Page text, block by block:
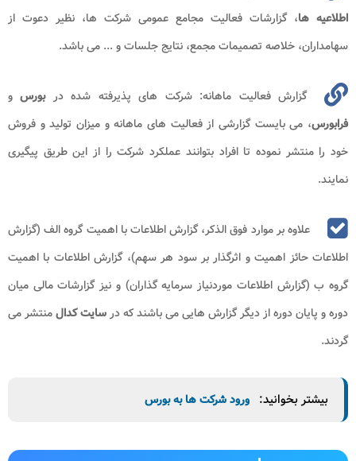
اطلاعیه ها، گزارشات فعالیت مجامع عمومی شرکت ها، نظیر دعوت از
سهامداران، خلاصه تصمیمات مجمع، نتایج جلسات و ... می باشد.
گزارش فعالیت ماهانه: شرکت های پذیرفته شده دربورس و
فرابورس، می بایست گزارشی از فعالیت های ماهانه و میزان تولید و فروش
خود را منتشر نموده تا افراد بتوانند عملکرد شرکت را از این طریق پیگیری
نمایند.
علاوه بر موارد فوق الذکر، گزارش اطلاعات با اهمیت گروه الف (گزارش
اطلاعات حائز اهمیت و اثرگذار بر سود هر سهم)، گزارش اطلاعات با اهمیت
گروه ب (گزارش اطلاعات موردنیاز سرمایه گذاران) و نیز گزارشات مالی میان
دوره و پایان دوره‌ از دیگر گزارش هایی می باشند که درسایت کدالمنتشر می
گردند.
بیشتر بخوانید: ورود شرکت ها به بورس